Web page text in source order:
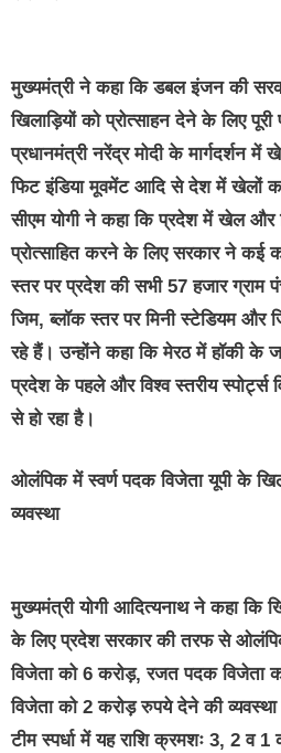
मुख्यमंत्री ने कहा कि डबल इंजन की
खिलाड़ियों को प्रोत्साहन देने के लिए पूरी
प्रधानमंत्री नरेंद्र मोदी के मार्गदर्शन में
फिट इंडिया मूवमेंट आदि से देश में खेलों
सीएम योगी ने कहा कि प्रदेश में खेल और
प्रोत्साहित करने के लिए सरकार ने कई
स्तर पर प्रदेश की सभी 57 हजार
जिम, ब्लॉक स्तर पर मिनी स्टेडियम और
रहे हैं। उन्होंने कहा कि मेरठ में हॉकी के
प्रदेश के पहले और विश्व स्तरीय स्पोर्ट्स
से हो रहा है।
ओलंपिक में स्वर्ण पदक विजेता यूपी के
व्यवस्था
मुख्यमंत्री योगी आदित्यनाथ ने कहा कि
के लिए प्रदेश सरकार की तरफ से
विजेता को 6 करोड़, रजत पदक विजेता
विजेता को 2 करोड़ रुपये देने की
टीम स्पर्धा में यह राशि क्रमशः 3, 2 व